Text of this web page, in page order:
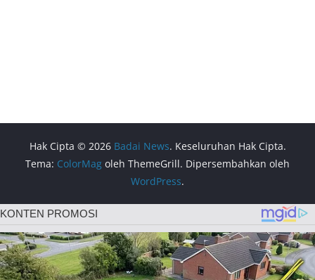
Hak Cipta © 2026 Badai News. Keseluruhan Hak Cipta.
Tema: ColorMag oleh ThemeGrill. Dipersembahkan oleh
WordPress.